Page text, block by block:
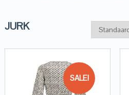
JURK
SALE!